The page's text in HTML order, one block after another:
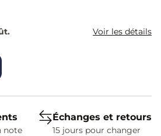
Voir les détails
note
Échanges et retours
15 jours pour changer